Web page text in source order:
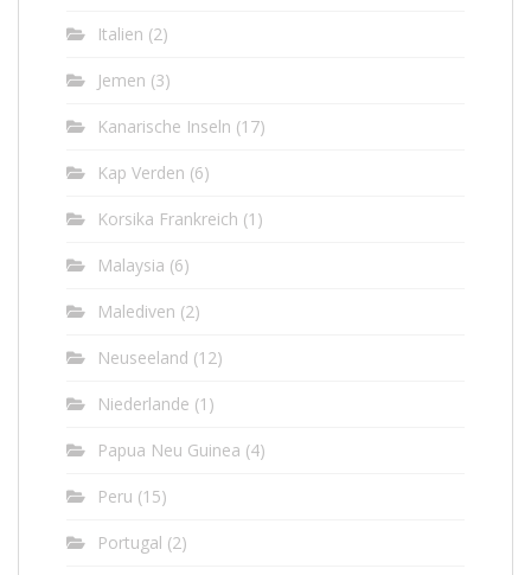
Italien (2)
Jemen (3)
Kanarische Inseln (17)
Kap Verden (6)
Korsika Frankreich (1)
Malaysia (6)
Malediven (2)
Neuseeland (12)
Niederlande (1)
Papua Neu Guinea (4)
Peru (15)
Portugal (2)